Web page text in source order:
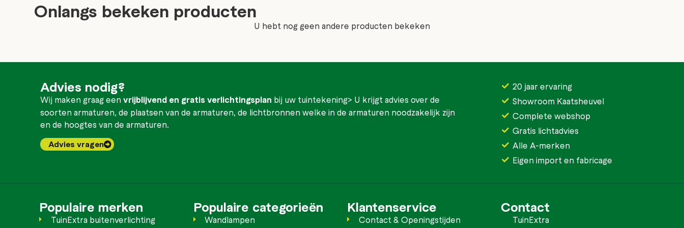
Onlangs bekeken producten
U hebt nog geen andere producten bekeken
Advies nodig?
Wij maken graag eenvrijblijvend en gratis verlichtingsplan bij uw tuintekening> U krijgt advies over de
soorten armaturen, de plaatsen van de armaturen, de lichtbronnen welke in de armaturen noodzakelijk zijn
en de hoogtes van de armaturen.
Advies vragen
20 jaar ervaring
Showroom Kaatsheuvel
Complete webshop
Gratis lichtadvies
Alle A-merken
Eigen import en fabricage
Populaire merken
TuinExtra buitenverlichting
Populaire categorieën
Wandlampen
Klantenservice
Contact & Openingstijden
Contact
TuinExtra